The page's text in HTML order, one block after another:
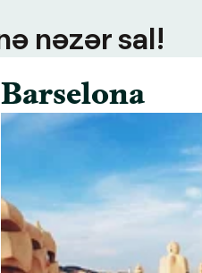
nəzər sal!
Barselona